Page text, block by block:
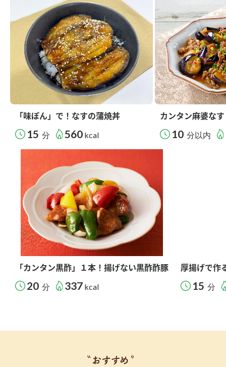
「味ぽん」で！なすの蒲焼丼
15 分 560 kcal
カンタン麻婆なす
10 分以内
「カンタン黒酢」１本！揚げない黒酢酢豚
20 分 337 kcal
厚揚げで作
15 分